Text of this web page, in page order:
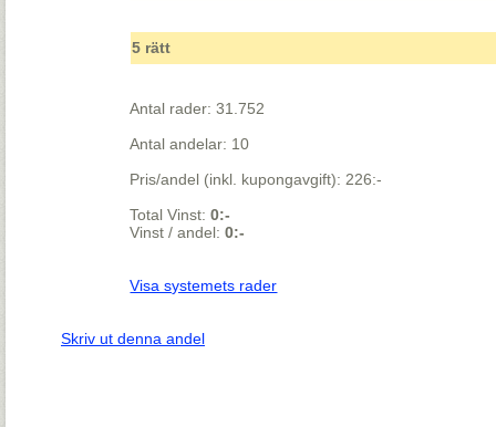
5 rätt
Antal rader: 31.752
Antal andelar: 10
Pris/andel (inkl. kupongavgift): 226:-
Total Vinst:0:-
Vinst / andel:0:-
Visa systemets rader
Skriv ut denna andel